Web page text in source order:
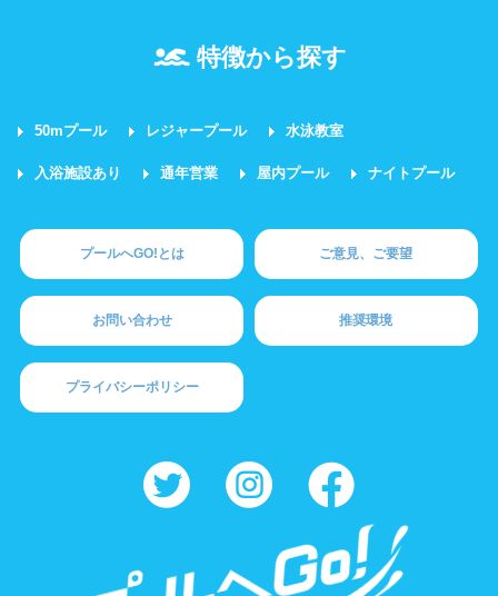
特徴から探す
50mプール レジャープール 水泳教室
入浴施設あり 通年営業 屋内プール ナイトプール
プールへGO!とは ご意見、ご要望
お問い合わせ 推奨環境
プライバシーポリシー